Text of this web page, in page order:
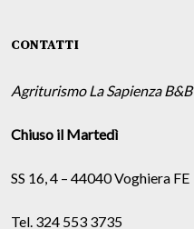
CONTATTI
Agriturismo La Sapienza B&B
Chiuso il Martedì
SS 16, 4 – 44040 Voghiera FE
Tel. 324 553 3735